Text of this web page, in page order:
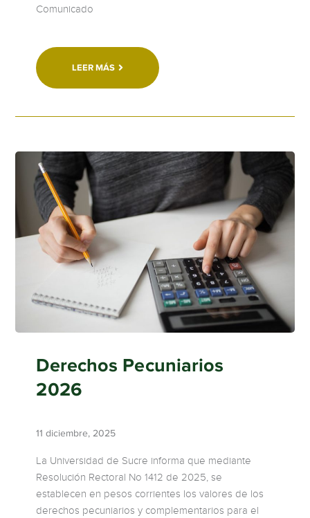
Comunicado
LEER MÁS
Derechos Pecuniarios
2026
11 diciembre, 2025
La Universidad de Sucre informa que mediante
Resolución Rectoral No 1412 de 2025, se
establecen en pesos corrientes los valores de los
derechos pecuniarios y complementarios para el